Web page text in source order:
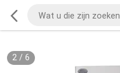
2/ 6